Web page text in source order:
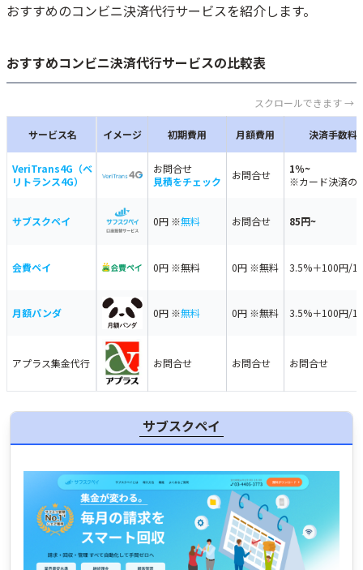
おすすめのコンビニ決済代行サービスを紹介します。
おすすめコンビニ決済代行サービスの比較表
スクロールできます →
サービス名 イメージ 初期費用 月額費用 決済手数料
VeriTrans4G（ベ
リトランス4G）
お問合せ
見積をチェック
お問合せ
1％~
※カード決済の
サブスクペイ 0円 ※無料 お問合せ 85円~
会費ペイ 0円 ※無料 0円 ※無料 3.5%＋100円/1
月額パンダ 0円 ※無料 0円 ※無料 3.5%＋100円/1
アプラス集金代行 お問合せ お問合せ お問合せ
サブスクペイ